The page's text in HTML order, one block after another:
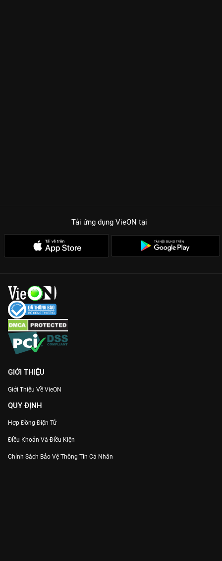
Tải ứng dụng VieON tại
GIỚI THIỆU
Giới Thiệu Về VieON
QUY ĐỊNH
Hợp Đồng Điện Tử
Điều Khoản Và Điều Kiện
Chính Sách Bảo Vệ Thông Tin Cá Nhân